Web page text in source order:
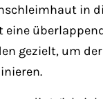
in
eine
gezielt, um